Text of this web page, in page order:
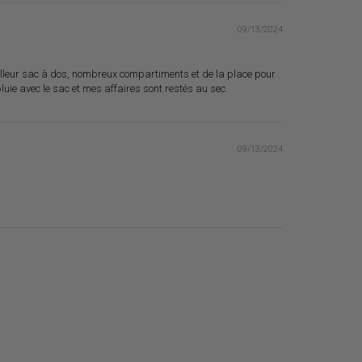
09/13/2024
sac à dos, nombreux compartiments et de la place pour
avec le sac et mes affaires sont restés au sec.
09/13/2024